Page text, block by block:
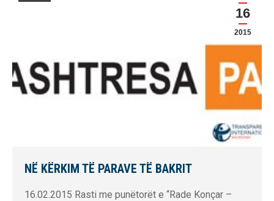
16
2015
NË KËRKIM TË PARAVE TË BAKRIT
16.02.2015 Rasti me punëtorët e “Rade Konçar –